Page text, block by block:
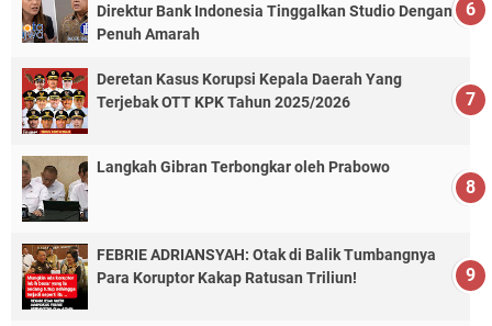
Direktur Bank Indonesia Tinggalkan Studio Dengan
Penuh Amarah
Deretan Kasus Korupsi Kepala Daerah Yang
Terjebak OTT KPK Tahun 2025/2026
Langkah Gibran Terbongkar oleh Prabowo
FEBRIE ADRIANSYAH: Otak di Balik Tumbangnya
Para Koruptor Kakap Ratusan Triliun!